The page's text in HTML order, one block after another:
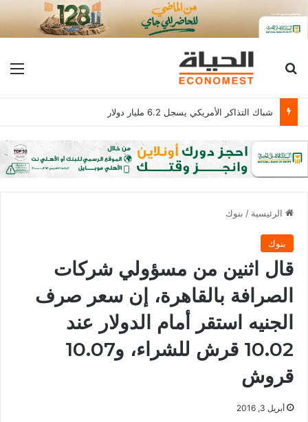
بحث عن
شباك التذاكر الأمريكي يسجل 6.2 مليار دولار
الرئيسية / بنوك
بنوك
قال اثنين من مسؤولي شركات
الصرافة بالقاهرة، إن سعر صرف
الجنيه استقر أمام الدولار عند
10.02 قرش للشراء، و10.07
قروش
أبريل 3, 2016